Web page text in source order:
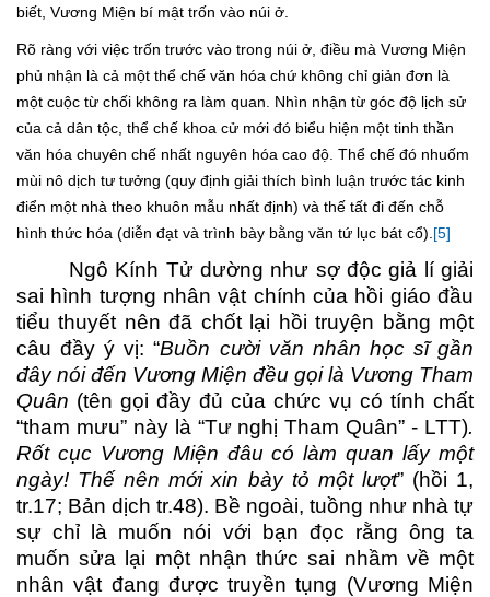
biết, Vương Miện bí mật trốn vào núi ở.
Rõ ràng với việc trốn trước vào trong núi ở, điều mà Vương Miện
phủ nhận là cả một thể chế văn hóa chứ không chỉ giản đơn là
một cuộc từ chối không ra làm quan. Nhìn nhận từ góc độ lịch sử
của cả dân tộc, thể chế khoa cử mới đó biểu hiện một tinh thần
văn hóa chuyên chế nhất nguyên hóa cao độ. Thể chế đó nhuốm
mùi nô dịch tư tưởng (quy định giải thích bình luận trước tác kinh
điển một nhà theo khuôn mẫu nhất định) và thế tất đi đến chỗ
hình thức hóa (diễn đạt và trình bày bằng văn tứ lục bát cổ). [5]
Ngô Kính Tử dường như sợ độc giả lí giải
sai hình tượng nhân vật chính của hồi giáo đầu
tiểu thuyết nên đã chốt lại hồi truyện bằng một
câu đầy ý vị: “Buồn cười văn nhân học sĩ gần
đây nói đến Vương Miện đều gọi là Vương Tham
Quân (tên gọi đầy đủ của chức vụ có tính chất
“tham mưu” này là “Tư nghị Tham Quân” - LTT).
Rốt cục Vương Miện đâu có làm quan lấy một
ngày! Thế nên mới xin bày tỏ một lượt” (hồi 1,
tr.17; Bản dịch tr.48). Bề ngoài, tuồng như nhà tự
sự chỉ là muốn nói với bạn đọc rằng ông ta
muốn sửa lại một nhận thức sai nhầm về một
nhân vật đang được truyền tụng (Vương Miện